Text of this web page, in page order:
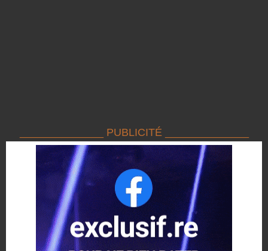
______________ PUBLICITÉ ______________